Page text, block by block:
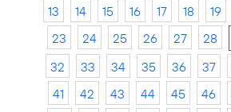
13
14 15 16 17 18 19
23
24 25 26 27 28
32
33 34 35 36 37
41
42 43 44 45 46